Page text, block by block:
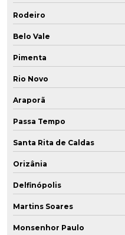
Rodeiro
Belo Vale
Pimenta
Rio Novo
Araporã
Passa Tempo
Santa Rita de Caldas
Orizânia
Delfinópolis
Martins Soares
Monsenhor Paulo